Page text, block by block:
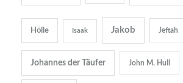
Hölle Isaak Jakob Jeftah
Johannes der Täufer John M. Hull